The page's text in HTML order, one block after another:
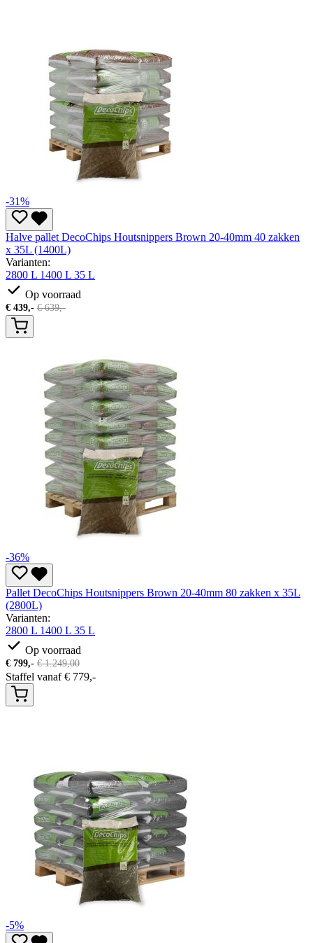
-31%
Halve pallet DecoChips Houtsnippers Brown 20-40mm 40 zakken
x 35L (1400L)
Varianten:
2800 L 1400 L 35 L
Op voorraad
€ 439,- €639,-
-36%
Pallet DecoChips Houtsnippers Brown 20-40mm 80 zakken x 35L
(2800L)
Varianten:
2800 L 1400 L 35 L
Op voorraad
€ 799,- €1.249,00
Staffel vanaf€ 779,-
-5%